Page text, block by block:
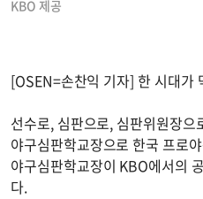
KBO 제공
[OSEN=손찬익 기자] 한 시대가
선수로, 심판으로, 심판위원장
야구심판학교장으로 한국 프로
야구심판학교장이 KBO에서의
다.